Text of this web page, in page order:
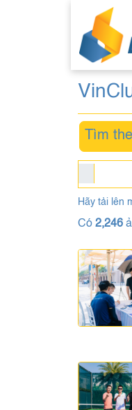
Tìm
Hãy tải lên
Có 2,246